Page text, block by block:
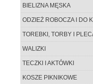
BIELIZNA MĘSKA
ODZIEŻ ROBOCZA I DO
TOREBKI, TORBY I
WALIZKI
TECZKI I AKTÓWKI
KOSZE PIKNIKOWE